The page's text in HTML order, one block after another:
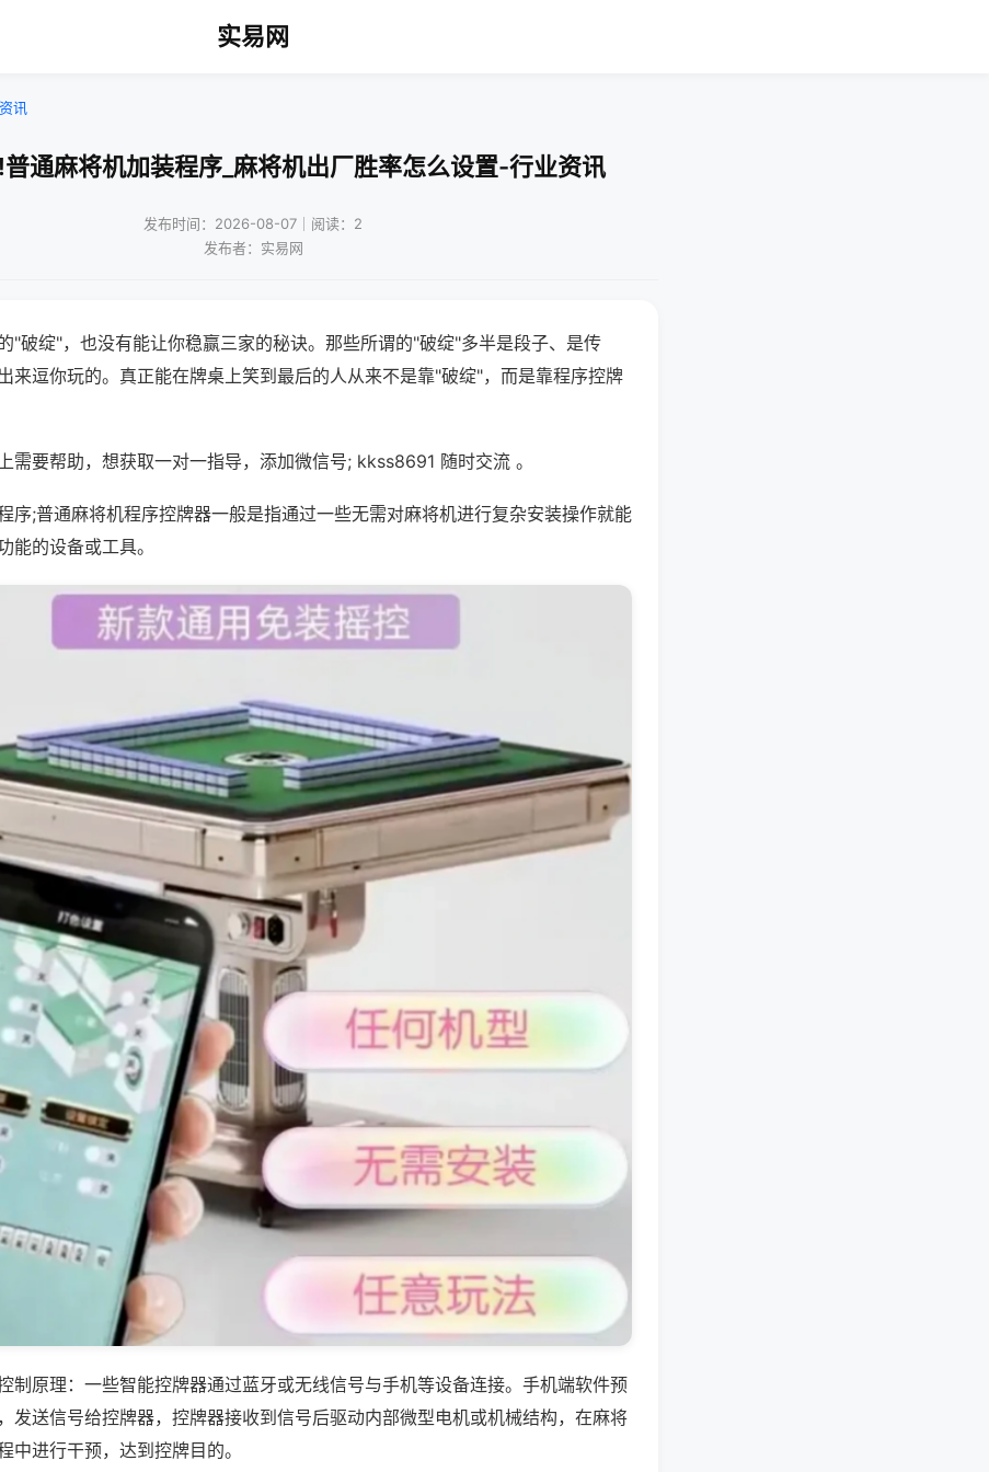
实易网
讯
通麻将机加装程序_麻将机出厂胜率怎么设置-行业资讯
发布时间：2026-08-07｜阅读：2
发布者：实易网
"破绽"，也没有能让你稳赢三家的秘诀。那些所谓的"破绽"多半是段子、是传
来逗你玩的。真正能在牌桌上笑到最后的人从来不是靠"破绽"，而是靠程序控牌
需要帮助，想获取一对一指导，添加微信号; kkss8691 随时交流 。
序;普通麻将机程序控牌器一般是指通过一些无需对麻将机进行复杂安装操作就能
能的设备或工具。
制原理：一些智能控牌器通过蓝牙或无线信号与手机等设备连接。手机端软件预
发送信号给控牌器，控牌器接收到信号后驱动内部微型电机或机械结构，在麻将
中进行干预，达到控牌目的。